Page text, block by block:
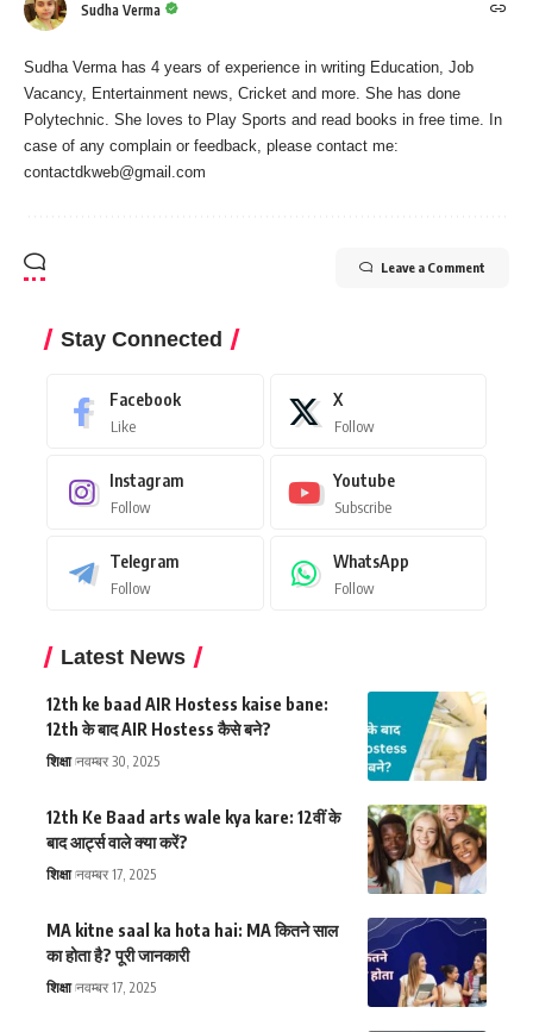
Sudha Verma
Sudha Verma has 4 years of experience in writing Education, Job
Vacancy, Entertainment news, Cricket and more. She has done
Polytechnic. She loves to Play Sports and read books in free time. In
case of any complain or feedback, please contact me:
contactdkweb@gmail.com
Leave a Comment
Stay Connected
Facebook
Like
X
Follow
Instagram
Follow
Youtube
Subscribe
Telegram
Follow
WhatsApp
Follow
Latest News
12th ke baad AIR Hostess kaise bane:
12th के बाद AIR Hostess कैसे बने?
शिक्षा नवम्बर 30, 2025
12th Ke Baad arts wale kya kare: 12वीं के
बाद आर्ट्स वाले क्या करें?
शिक्षा नवम्बर 17, 2025
MA kitne saal ka hota hai: MA कितने साल
का होता है? पूरी जानकारी
शिक्षा नवम्बर 17, 2025